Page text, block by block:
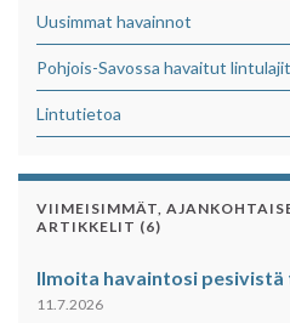
Uusimmat havainnot
Pohjois-Savossa havaitut lintulajit
Lintutietoa
VIIMEISIMMÄT,
ARTIKKELIT (6)
Ilmoita havaintosi
11.7.2026